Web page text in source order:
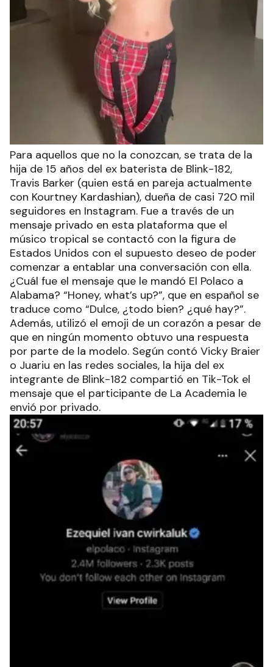
Para aquellos que no la conozcan, se trata de la
hija de 15 años del ex baterista de Blink-182,
Travis Barker (quien está en pareja actualmente
con Kourtney Kardashian), dueña de casi 720 mil
seguidores en Instagram. Fue a través de un
mensaje privado en esta plataforma que el
músico tropical se contactó con la figura de
Estados Unidos con el supuesto deseo de poder
comenzar a entablar una conversación con ella.
¿Cuál fue el mensaje que le mandó El Polaco a
Alabama? “Honey, what’s up?”, que en español se
traduce como “Dulce, ¿todo bien? ¿qué hay?”.
Además, utilizó el emoji de un corazón a pesar de
que en ningún momento obtuvo una respuesta
por parte de la modelo. Según contó Vicky Braier
o Juariu en las redes sociales, la hija del ex
integrante de Blink-182 compartió en Tik-Tok el
mensaje que el participante de La Academia le
envió por privado.